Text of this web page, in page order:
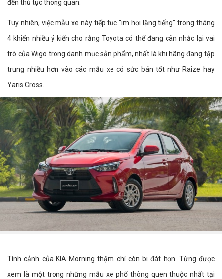
đến thủ tục thông quan.
Tuy nhiên, việc mẫu xe này tiếp tục "im hơi lặng tiếng" trong tháng
4 khiến nhiều ý kiến cho rằng Toyota có thể đang cân nhắc lại vai
trò của Wigo trong danh mục sản phẩm, nhất là khi hãng đang tập
trung nhiều hơn vào các mẫu xe có sức bán tốt như Raize hay
Yaris Cross.
Tình cảnh của KIA Morning thậm chí còn bi đát hơn. Từng được
xem là một trong những mẫu xe phổ thông quen thuộc nhất tại